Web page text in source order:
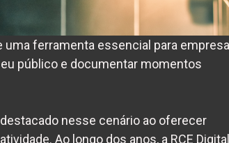
ferramenta essencial para
público e documentar momentos
nesse cenário ao oferecer
Ao longo dos anos, a RCE Digital